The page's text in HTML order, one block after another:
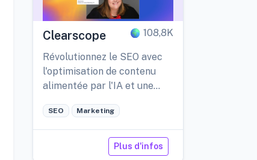
Clearscope 108,8K
Révolutionnez le SEO avec
l'optimisation de contenu
alimentée par l'IA et une
SEO Marketing
Plus d'infos